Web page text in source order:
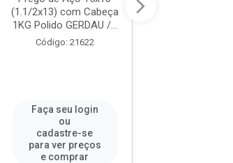
(1.1/2x13) com Cabeça
1KG Polido GERDAU /...
Código: 21622
Faça seu login
ou
cadastre-se
para ver preços
e comprar